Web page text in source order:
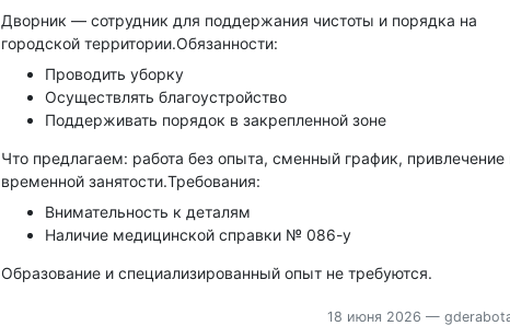
Дворник — сотрудник для поддержания чистоты и порядка на
городской территории.Обязанности:
Проводить уборку
Осуществлять благоустройство
Поддерживать порядок в закрепленной зоне
Что предлагаем: работа без опыта, сменный график, привлечение
временной занятости.Требования:
Внимательность к деталям
Наличие медицинской справки № 086-у
Образование и специализированный опыт не требуются.
18 июня 2026 —